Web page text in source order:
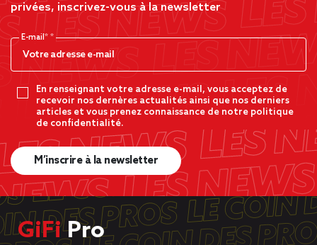
privées, inscrivez-vous à la newsletter
E-mail*
En renseignant votre adresse e-mail, vous acceptez de
recevoir nos dernères actualités ainsi que nos derniers
articles et vous prenez connaissance de notre politique
de confidentialité.
M’inscrire à la newsletter
GiFiPro